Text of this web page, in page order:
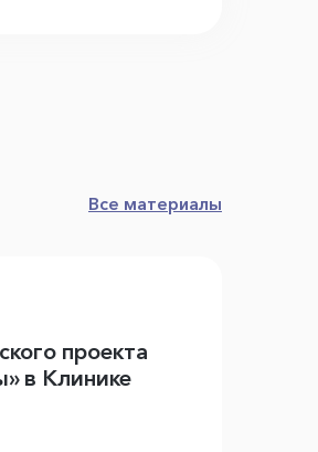
Все материалы
проекта
в Клинике